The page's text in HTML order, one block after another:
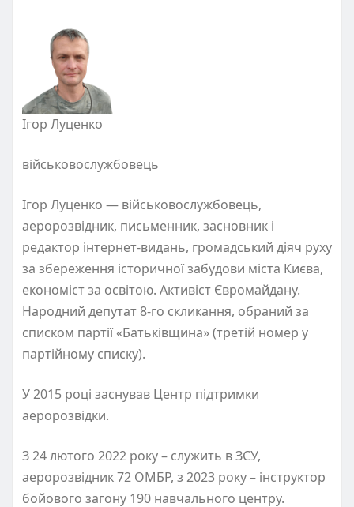
Ігор Луценко
військовослужбовець
Ігор Луценко — військовослужбовець,
аеророзвідник, письменник, засновник і
редактор інтернет-видань, громадський діяч руху
за збереження історичної забудови міста Києва,
економіст за освітою. Активіст Євромайдану.
Народний депутат 8-го скликання, обраний за
списком партії «Батьківщина» (третій номер у
партійному списку).
У 2015 році заснував Центр підтримки
аеророзвідки.
З 24 лютого 2022 року – служить в ЗСУ,
аеророзвідник 72 ОМБР, з 2023 року – інструктор
бойового загону 190 навчального центру.